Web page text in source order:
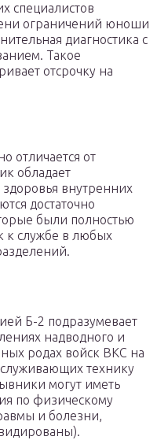
специалистов
ограничений юноши
диагностика с
Такое
отсрочку на
отличается от
обладает
внутренних
достаточно
были полностью
к службе в любых
Б-2 подразумевает
надводного и
родах войск ВКС на
технику
могут иметь
по физическому
и болезни,